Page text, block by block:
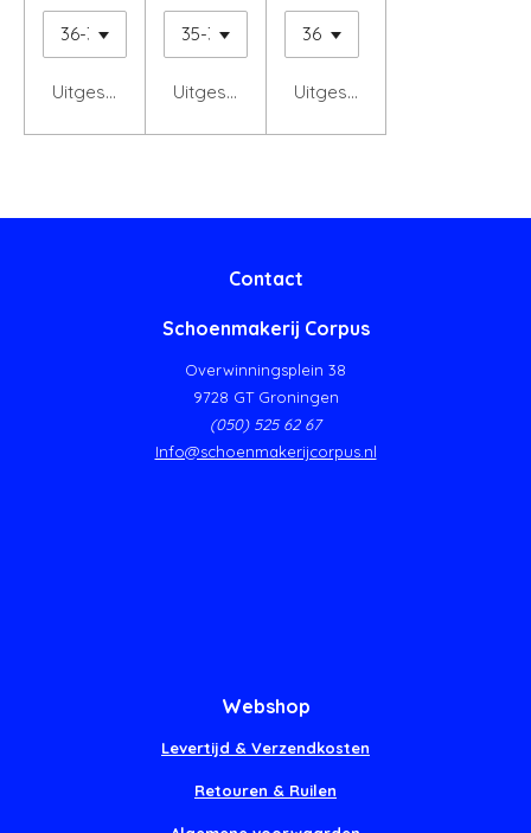
Uitgeschakeld Uitgeschakeld Uitgeschakeld
Contact
Schoenmakerij Corpus
Overwinningsplein 38
9728 GT Groningen
(050) 525 62 67
Info@schoenmakerijcorpus.nl
Webshop
Levertijd & Verzendkosten
Retouren & Ruilen